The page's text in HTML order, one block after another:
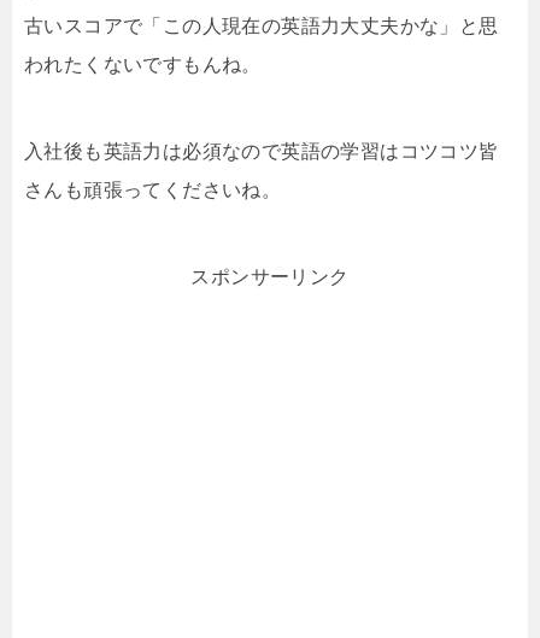
古いスコアで「この人現在の英語力大丈夫かな」と思
われたくないですもんね。
入社後も英語力は必須なので英語の学習はコツコツ皆
さんも頑張ってくださいね。
スポンサーリンク